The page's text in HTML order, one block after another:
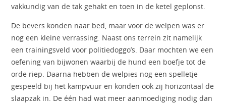
vakkundig van de tak gehakt en toen in de ketel geplonst.
De bevers konden naar bed, maar voor de welpen was er
nog een kleine verrassing. Naast ons terrein zit namelijk
een trainingsveld voor politiedoggo’s. Daar mochten we een
oefening van bijwonen waarbij de hund een boefje tot de
orde riep. Daarna hebben de welpies nog een spelletje
gespeeld bij het kampvuur en konden ook zij horizontaal de
slaapzak in. De één had wat meer aanmoediging nodig dan